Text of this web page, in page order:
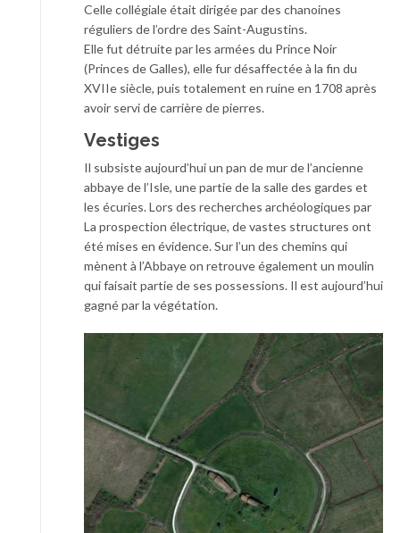
Celle collégiale était dirigée par des chanoines
réguliers de l’ordre des Saint-Augustins.
Elle fut détruite par les armées du Prince Noir
(Princes de Galles), elle fur désaffectée à la fin du
XVIIe siècle, puis totalement en ruine en 1708 après
avoir servi de carrière de pierres.
Vestiges
Il subsiste aujourd’hui un pan de mur de l’ancienne
abbaye de l’Isle, une partie de la salle des gardes et
les écuries. Lors des recherches archéologiques par
La prospection électrique, de vastes structures ont
été mises en évidence. Sur l’un des chemins qui
mènent à l’Abbaye on retrouve également un moulin
qui faisait partie de ses possessions. Il est aujourd’hui
gagné par la végétation.